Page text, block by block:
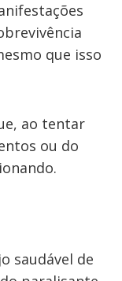
que isso
ao tentar
ou do
saudável de